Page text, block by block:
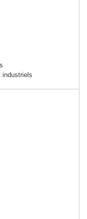
industriels